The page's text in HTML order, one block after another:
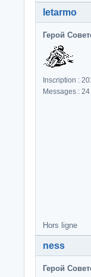
letarmo
Герой
Inscription :
Messages :
Hors ligne
ness
Герой